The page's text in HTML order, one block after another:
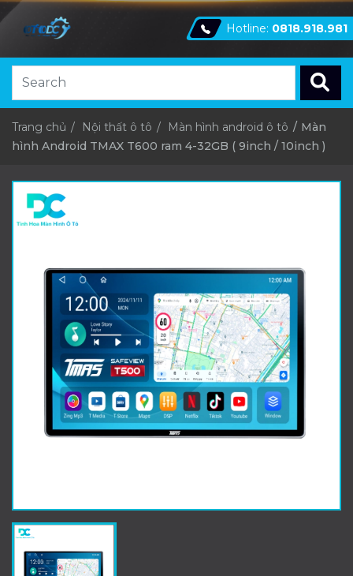
Hotline: 0818.918.981
Trang chủ Nội thất ô tô Màn hình android ô tô
Màn
hình Android TMAX T600 ram 4-32GB ( 9inch / 10inch )